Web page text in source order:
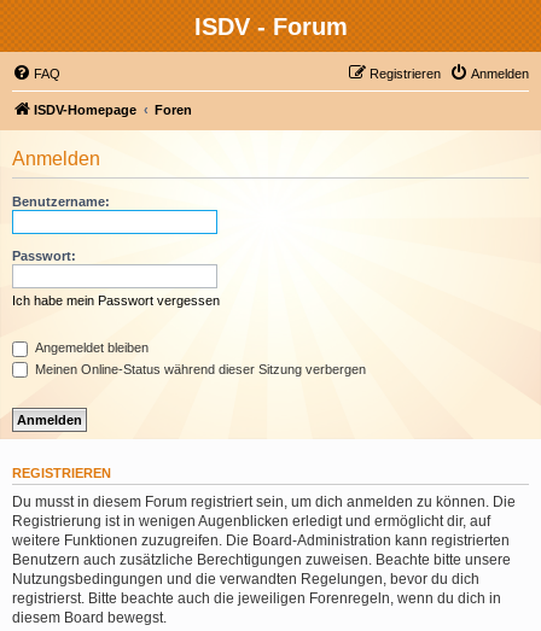
ISDV - Forum
FAQ Anmelden
Registrieren
ISDV-Homepage Foren
Anmelden
Benutzername:
Passwort:
Ich habe mein Passwort vergessen
Angemeldet bleiben
Meinen Online-Status während dieser Sitzung verbergen
REGISTRIEREN
Du musst in diesem Forum registriert sein, um dich anmelden zu können. Die
Registrierung ist in wenigen Augenblicken erledigt und ermöglicht dir, auf
weitere Funktionen zuzugreifen. Die Board-Administration kann registrierten
Benutzern auch zusätzliche Berechtigungen zuweisen. Beachte bitte unsere
Nutzungsbedingungen und die verwandten Regelungen, bevor du dich
registrierst. Bitte beachte auch die jeweiligen Forenregeln, wenn du dich in
diesem Board bewegst.